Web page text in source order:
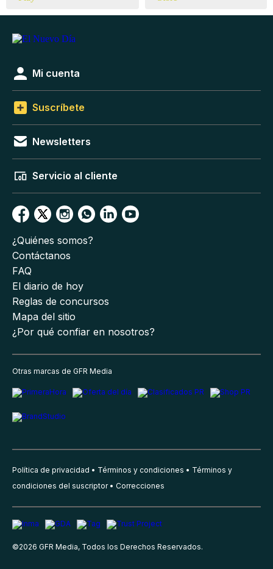
Mi cuenta
Suscríbete
Newsletters
Servicio al cliente
¿Quiénes somos?
Contáctanos
FAQ
El diario de hoy
Reglas de concursos
Mapa del sitio
¿Por qué confiar en nosotros?
Otras marcas de GFR Media
Política de privacidad Términos y condiciones
Términos y
condiciones del suscriptor
Correcciones
©2026 GFR Media, Todos los Derechos Reservados.